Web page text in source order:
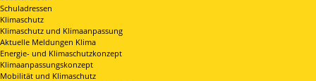
Schuladressen
Klimaschutz
Klimaschutz und Klimaanpassung
Aktuelle Meldungen Klima
Energie- und Klimaschutzkonzept
Klimaanpassungskonzept
Mobilität und Klimaschutz